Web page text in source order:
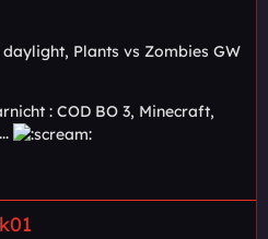
Plants vs Zombies GW
: COD BO 3, Minecraft,